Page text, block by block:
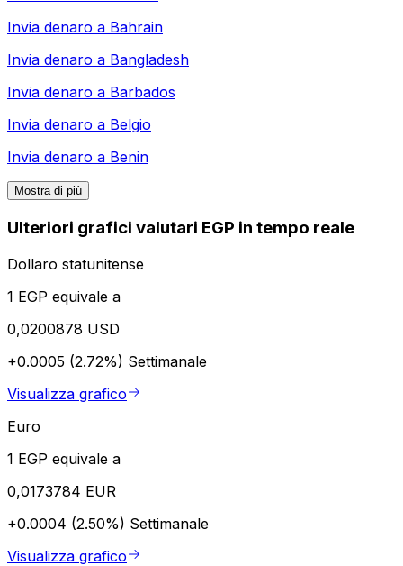
Invia denaro a Bahrain
Invia denaro a Bangladesh
Invia denaro a Barbados
Invia denaro a Belgio
Invia denaro a Benin
Mostra di più
Ulteriori grafici valutari EGP in tempo reale
Dollaro statunitense
1 EGP equivale a
0,0200878 USD
+0.0005 (2.72%) Settimanale
Visualizza grafico
Euro
1 EGP equivale a
0,0173784 EUR
+0.0004 (2.50%) Settimanale
Visualizza grafico